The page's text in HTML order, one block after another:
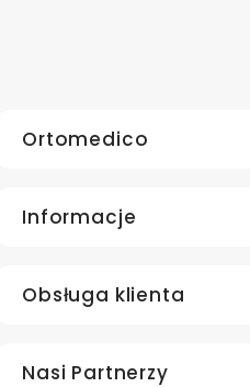
Ortomedico
Informacje
Obsługa klienta
Nasi Partnerzy